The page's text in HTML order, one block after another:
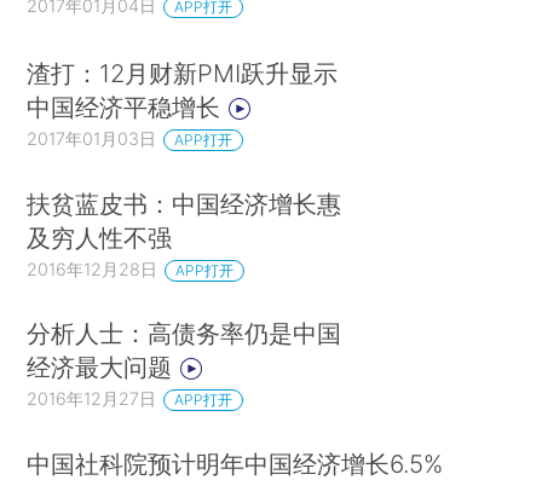
2017年01月04日 APP打开
渣打：12月财新PMI跃升显示
中国经济平稳增长
2017年01月03日 APP打开
扶贫蓝皮书：中国经济增长惠
及穷人性不强
2016年12月28日 APP打开
分析人士：高债务率仍是中国
经济最大问题
2016年12月27日 APP打开
中国社科院预计明年中国经济增长6.5%